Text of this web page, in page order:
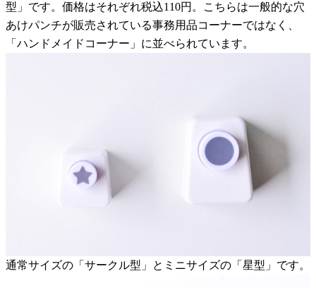
型」です。価格はそれぞれ税込110円。こちらは一般的な穴
あけパンチが販売されている事務用品コーナーではなく、
「ハンドメイドコーナー」に並べられています。
通常サイズの「サークル型」とミニサイズの「星型」です。